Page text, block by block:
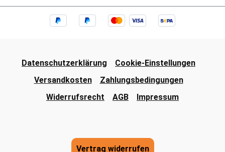
Datenschutzerklärung
Cookie-Einstellungen
Versandkosten
Zahlungsbedingungen
Widerrufsrecht
AGB Impressum
Vertrag widerrufen